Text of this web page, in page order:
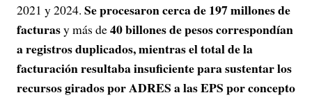
2021 y 2024. Se procesaron cerca de 197 millones de
facturasy más de40 billones de pesos correspondían
a registros duplicados, mientras el total de la
facturación resultaba insuficiente para sustentar los
recursos girados por ADRES a las EPS por concepto